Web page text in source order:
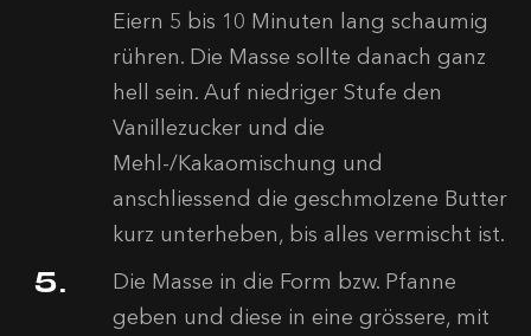
Eiern 5 bis 10 Minuten lang schaumig
rühren. Die Masse sollte danach ganz
hell sein. Auf niedriger Stufe den
Vanillezucker und die
Mehl-/Kakaomischung und
anschliessend die geschmolzene Butter
kurz unterheben, bis alles vermischt ist.
Die Masse in die Form bzw. Pfanne
geben und diese in eine grössere, mit